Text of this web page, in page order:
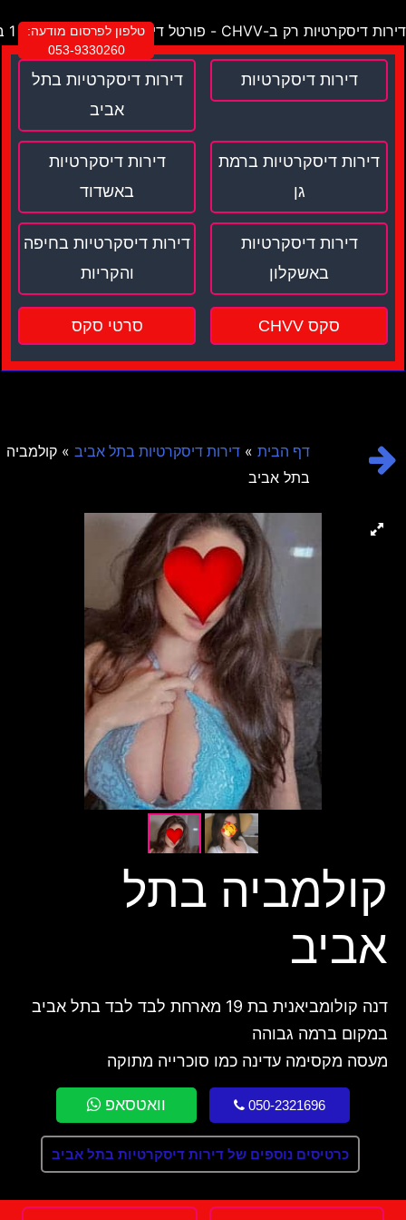
דירות דיסקרטיות רק ב-CHVV - פורטל דירות דיסקרטיות מספר 1 בישראל !
טלפון לפרסום מודעה:
053-9330260
דירות דיסקרטיות
דירות דיסקרטיות בתל
אביב
דירות דיסקרטיות ברמת
גן
דירות דיסקרטיות
באשדוד
דירות דיסקרטיות
באשקלון
דירות דיסקרטיות בחיפה
והקריות
סקס CHVV סרטי סקס
דף הבית» דירות דיסקרטיות בתל אביב» קולמביה
בתל אביב
קולמביה בתל
אביב
דנה קולומביאנית בת 19 מארחת לבד לבד בתל אביב
במקום ברמה גבוהה
מעסה מקסימה עדינה כמו סוכרייה מתוקה
050-2321696 וואטסאפ
כרטיסים נוספים של דירות דיסקרטיות בתל אביב